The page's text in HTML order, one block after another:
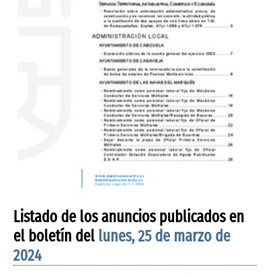
Listado de los anuncios publicados en
el boletín del lunes, 25 de marzo de
2024